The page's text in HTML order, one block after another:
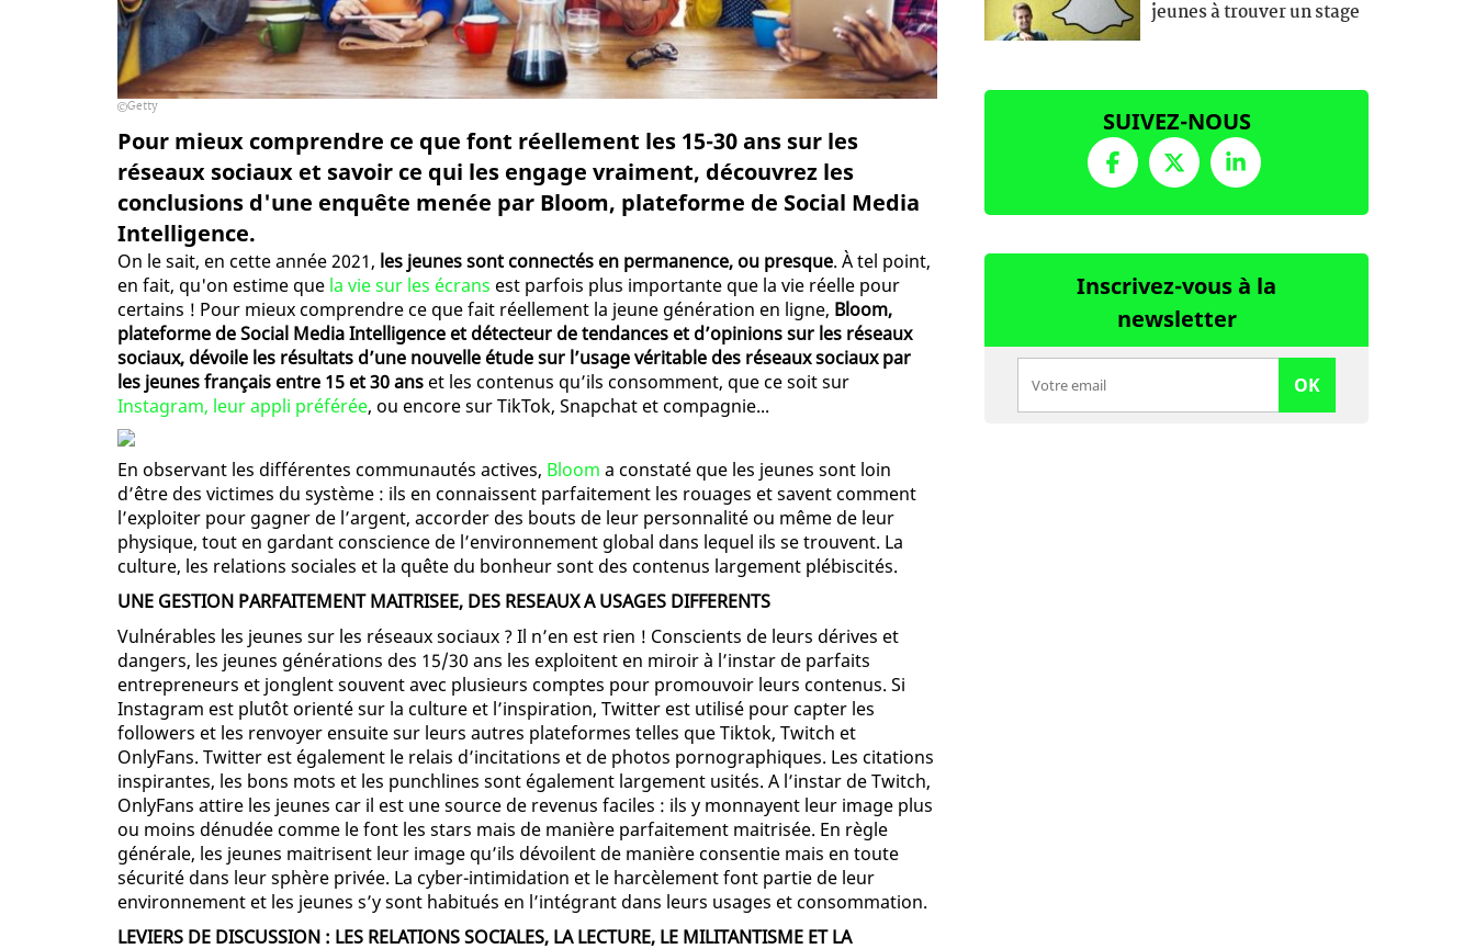
Getty
Pour mieux comprendre ce que font réellement les 15-30 ans sur les
réseaux sociaux et savoir ce qui les engage vraiment, découvrez les
conclusions d'une enquête menée par Bloom, plateforme de Social Media
Intelligence.
On le sait, en cette année 2021, les jeunes sont connectés en permanence, ou presque. À tel point,
en fait, qu'on estime que la vie sur les écrans est parfois plus importante que la vie réelle pour
certains ! Pour mieux comprendre ce que fait réellement la jeune génération en ligne, Bloom,
plateforme de Social Media Intelligence et détecteur de tendances et d’opinions sur les réseaux
sociaux, dévoile les résultats d’une nouvelle étude sur l’usage véritable des réseaux sociaux par
les jeunes français entre 15 et 30 ans et les contenus qu’ils consomment, que ce soit sur
Instagram, leur appli préférée, ou encore sur TikTok, Snapchat et compagnie...
En observant les différentes communautés actives, Bloom a constaté que les jeunes sont loin
d’être des victimes du système : ils en connaissent parfaitement les rouages et savent comment
l’exploiter pour gagner de l’argent, accorder des bouts de leur personnalité ou même de leur
physique, tout en gardant conscience de l’environnement global dans lequel ils se trouvent. La
culture, les relations sociales et la quête du bonheur sont des contenus largement plébiscités.
UNE GESTION PARFAITEMENT MAITRISEE, DES RESEAUX A USAGES DIFFERENTS
Vulnérables les jeunes sur les réseaux sociaux ? Il n’en est rien ! Conscients de leurs dérives et
dangers, les jeunes générations des 15/30 ans les exploitent en miroir à l’instar de parfaits
entrepreneurs et jonglent souvent avec plusieurs comptes pour promouvoir leurs contenus. Si
Instagram est plutôt orienté sur la culture et l’inspiration, Twitter est utilisé pour capter les
followers et les renvoyer ensuite sur leurs autres plateformes telles que Tiktok, Twitch et
OnlyFans. Twitter est également le relais d’incitations et de photos pornographiques. Les citations
inspirantes, les bons mots et les punchlines sont également largement usités. A l’instar de Twitch,
OnlyFans attire les jeunes car il est une source de revenus faciles : ils y monnayent leur image plus
ou moins dénudée comme le font les stars mais de manière parfaitement maitrisée. En règle
générale, les jeunes maitrisent leur image qu’ils dévoilent de manière consentie mais en toute
sécurité dans leur sphère privée. La cyber-intimidation et le harcèlement font partie de leur
environnement et les jeunes s’y sont habitués en l’intégrant dans leurs usages et consommation.
LEVIERS DE DISCUSSION : LES RELATIONS SOCIALES, LA LECTURE, LE MILITANTISME ET LA
jeunes à trouver un stage
SUIVEZ-NOUS
Inscrivez-vous à la
newsletter
OK